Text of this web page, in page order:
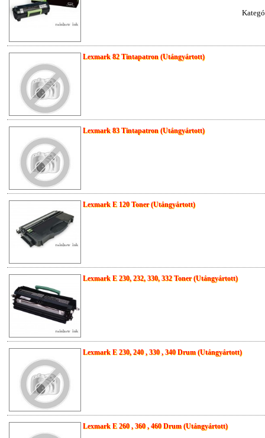
Lexmark 82 Tintapatron (Utángyártott)
Lexmark 83 Tintapatron (Utángyártott)
Lexmark E 120 Toner (Utángyártott)
Lexmark E 230, 232, 330, 332 Toner (Utángyártott)
Lexmark E 230, 240 , 330 , 340 Drum (Utángyártott)
Lexmark E 260 , 360 , 460 Drum (Utángyártott)